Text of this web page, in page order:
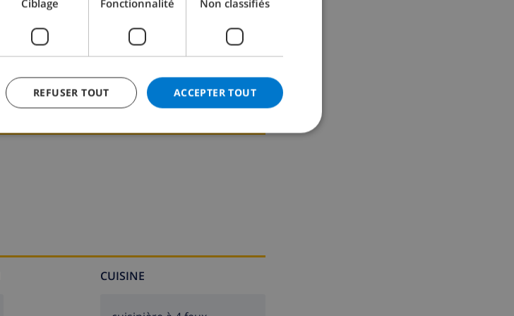
CUISINE
CATALAN
DANISH
Ciblage Fonctionnalité Non classifiés
ACCEPTER TOUT
REFUSER TOUT